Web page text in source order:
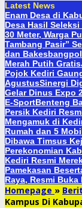
Latest News
Enam Desa di
Desa Hasil Seleksi
30 Meter, Warga
Tambang Pasir”
dan
Merah Putih Gratis
Pojok Kediri
AgustusSinergi
Gelar Dinus Expo
E-SportBenteng
Persik Kediri
Mengamuk di
Rumah dan 5
Dibawa Timsus
Perekonomian
Kediri Resmi
Pamekasan
Raya, Resmi Buka
Homepage »
Kampus Di